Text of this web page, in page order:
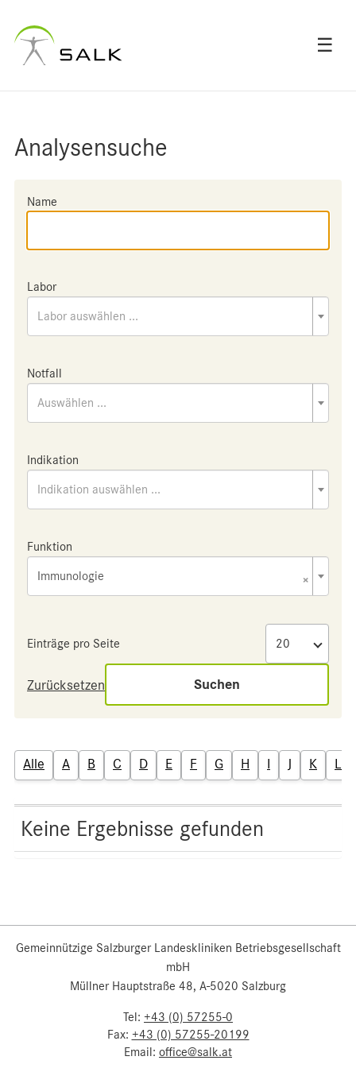
☰
Analysensuche
Name
Labor
Labor auswählen ...
Notfall
Auswählen ...
Indikation
Indikation auswählen ...
Funktion
×
Immunologie
Einträge pro Seite
Zurücksetzen Suchen
Alle A B C D E F G H I J K L
Keine Ergebnisse gefunden
Gemeinnützige Salzburger Landeskliniken Betriebsgesellschaft
mbH
Müllner Hauptstraße 48, A-5020 Salzburg
Tel: +43 (0) 57255-0
Fax: +43 (0) 57255-20199
Email: office@salk.at